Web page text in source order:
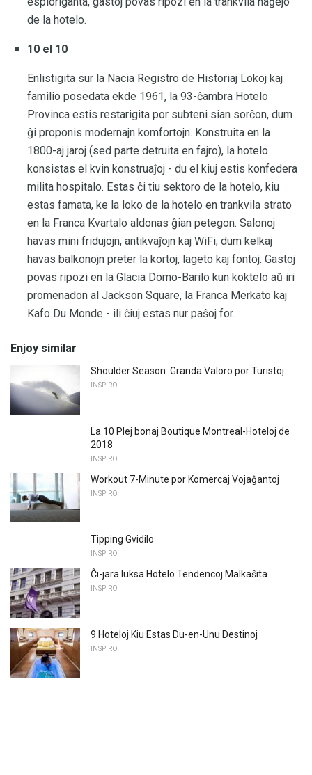
de la hotelo.
10 el 10
Enlistigita sur la Nacia Registro de Historiaj Lokoj kaj
familio posedata ekde 1961, la 93-ĉambra Hotelo
Provinca estis restarigita por subteni sian sorĉon, dum
ĝi proponis modernajn komfortojn. Konstruita en la
1800-aj jaroj (sed parte detruita en fajro), la hotelo
konsistas el kvin konstruaĵoj - du el kiuj estis konfedera
milita hospitalo. Estas ĉi tiu sektoro de la hotelo, kiu
estas famata, ke la loko de la hotelo en trankvila strato
en la Franca Kvartalo aldonas ĝian petegon. Salonoj
havas mini fridujojn, antikvaĵojn kaj WiFi, dum kelkaj
havas balkonojn preter la kortoj, lageto kaj fontoj. Gastoj
povas ripozi en la Glacia Domo-Barilo kun koktelo aŭ iri
promenadon al Jackson Square, la Franca Merkato kaj
Kafo Du Monde - ili ĉiuj estas nur paŝoj for.
Enjoy similar
Shoulder Season: Granda Valoro por Turistoj
INSPIRO
La 10 Plej bonaj Boutique Montreal-Hoteloj de
2018
INSPIRO
Workout 7-Minute por Komercaj Vojaĝantoj
INSPIRO
Tipping Gvidilo
INSPIRO
Ĉi-jara luksa Hotelo Tendencoj Malkaŝita
INSPIRO
9 Hoteloj Kiu Estas Du-en-Unu Destinoj
INSPIRO